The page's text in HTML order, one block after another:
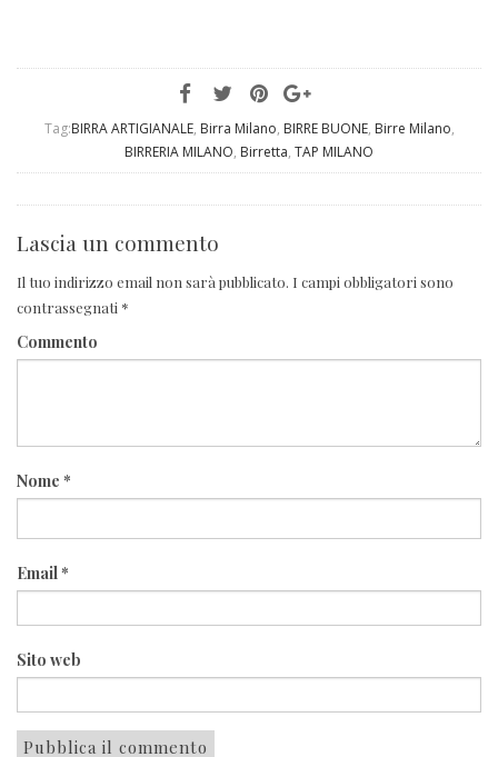
Tag:BIRRA ARTIGIANALE, Birra Milano, BIRRE BUONE, Birre Milano,
BIRRERIA MILANO, Birretta, TAP MILANO
Lascia un commento
Il tuo indirizzo email non sarà pubblicato. I campi obbligatori sono
contrassegnati *
Commento
Nome *
Email*
Sito web